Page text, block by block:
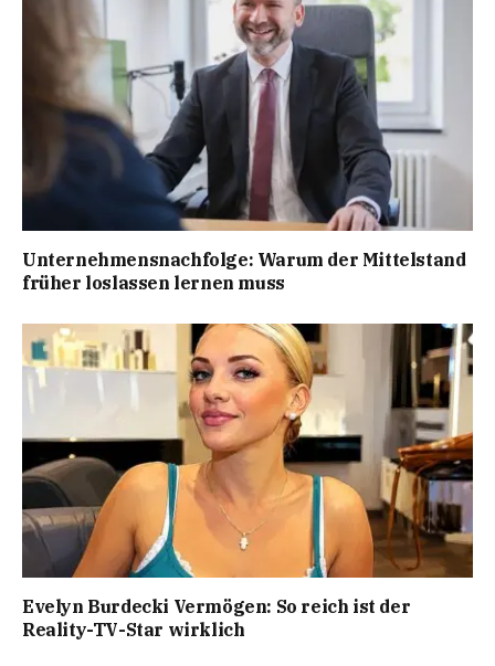
Unternehmensnachfolge: Warum der Mittelstand
früher loslassen lernen muss
Evelyn Burdecki Vermögen: So reich ist der
Reality-TV-Star wirklich